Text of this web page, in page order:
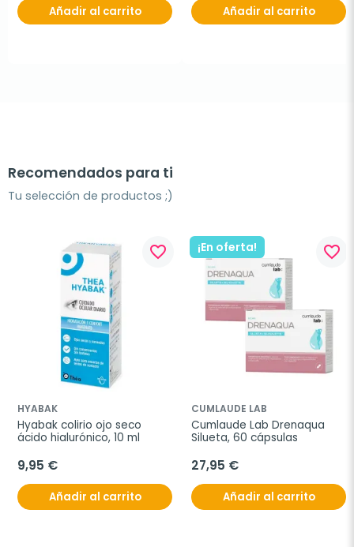
Añadir al carrito Añadir al carrito
Recomendados para ti
Tu selección de productos ;)
favorite_border
HYABAK
Hyabak colirio ojo seco
ácido hialurónico, 10 ml
9,95 €
Añadir al carrito
¡En oferta! favorite_border
CUMLAUDE LAB
Cumlaude Lab Drenaqua
Silueta, 60 cápsulas
27,95 €
Añadir al carrito